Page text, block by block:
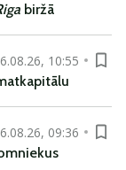
biržā
10:55
09:36